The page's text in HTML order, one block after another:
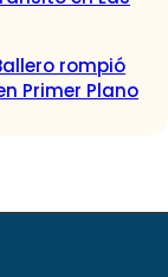
rompió
Primer Plano